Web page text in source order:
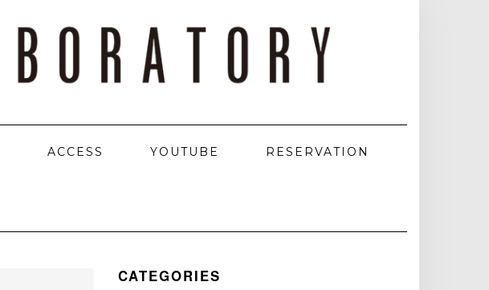
ACCESS YOUTUBE RESERVATION
CATEGORIES